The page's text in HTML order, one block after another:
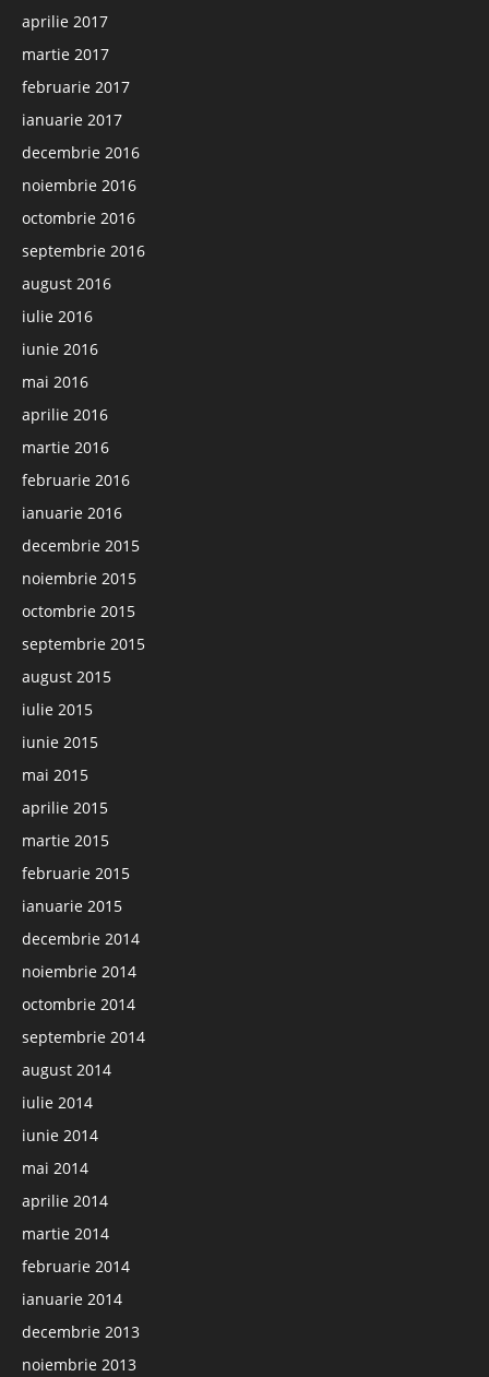
aprilie 2017
martie 2017
februarie 2017
ianuarie 2017
decembrie 2016
noiembrie 2016
octombrie 2016
septembrie 2016
august 2016
iulie 2016
iunie 2016
mai 2016
aprilie 2016
martie 2016
februarie 2016
ianuarie 2016
decembrie 2015
noiembrie 2015
octombrie 2015
septembrie 2015
august 2015
iulie 2015
iunie 2015
mai 2015
aprilie 2015
martie 2015
februarie 2015
ianuarie 2015
decembrie 2014
noiembrie 2014
octombrie 2014
septembrie 2014
august 2014
iulie 2014
iunie 2014
mai 2014
aprilie 2014
martie 2014
februarie 2014
ianuarie 2014
decembrie 2013
noiembrie 2013